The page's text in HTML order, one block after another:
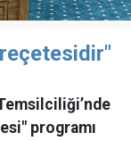
programı